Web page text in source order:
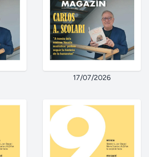
17/07/2026